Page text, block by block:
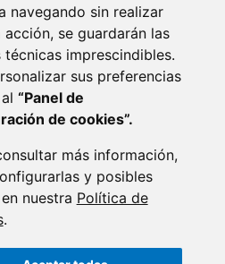
navegando sin realizar
acción, se guardarán las
técnicas imprescindibles.
sus preferencias
“Panel de
de cookies”.
más información,
y posibles
nuestra Política de
.
ENLACE EXTERNO AL